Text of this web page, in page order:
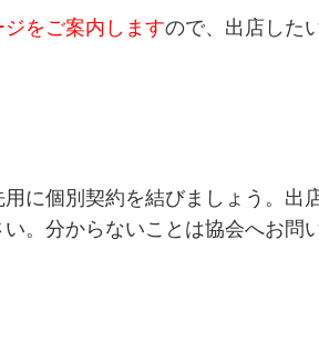
をご案内しますので、出店した
に個別契約を結びましょう。出
。分からないことは協会へお問